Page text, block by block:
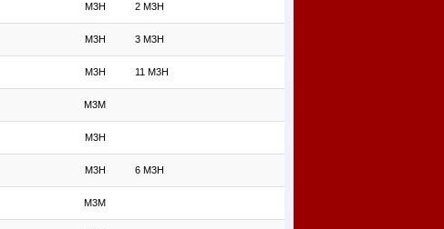
M3H 2 M3H
M3H 3 M3H
M3H 11 M3H
M3M
M3H
M3H 6 M3H
M3M